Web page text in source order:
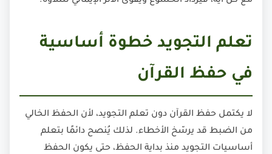
تعلم التجويد خطوة أساسية
في حفظ القرآن
لا يكتمل حفظ القرآن دون تعلم التجويد، لأن الحفظ الخالي
من الضبط قد يرسّخ الأخطاء. لذلك يُنصح دائمًا بتعلم
أساسيات التجويد منذ بداية الحفظ، حتى يكون الحفظ